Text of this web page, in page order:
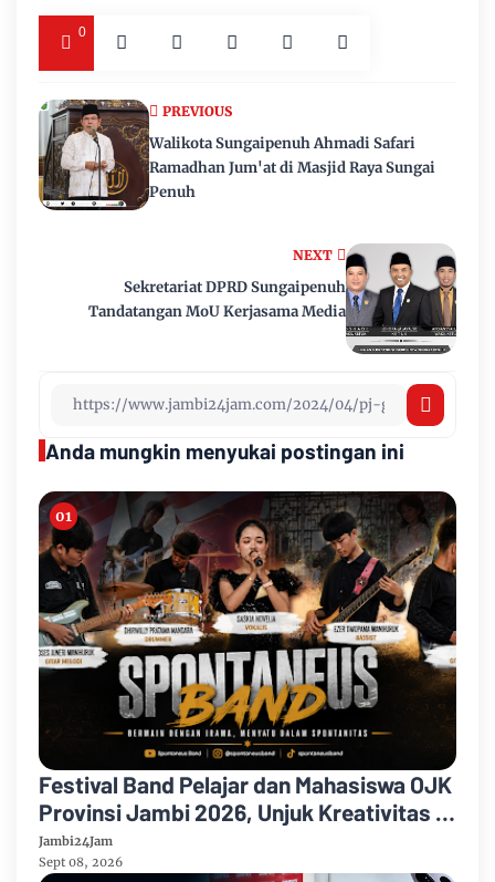
0
NEXT
Sekretariat DPRD Sungaipenuh
Tandatangan MoU Kerjasama Media
PREVIOUS
Walikota Sungaipenuh Ahmadi Safari
Ramadhan Jum'at di Masjid Raya Sungai
Penuh
Anda mungkin menyukai postingan ini
Festival Band Pelajar dan Mahasiswa OJK
Provinsi Jambi 2026, Unjuk Kreativitas di
Taman Banjuran Budayo, Spontaneus
Band Raih Juara 2
Jambi24Jam
Sept 08, 2026